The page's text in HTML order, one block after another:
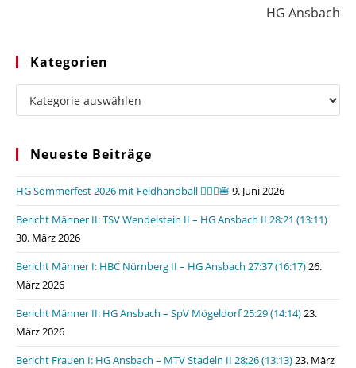
HG Ansbach
Kategorien
Kategorien
Neueste Beiträge
HG Sommerfest 2026 mit Feldhandball 🤾🏼‍♂️🍔 9. Juni 2026
Bericht Männer II: TSV Wendelstein II – HG Ansbach II 28:21 (13:11)
30. März 2026
Bericht Männer I: HBC Nürnberg II – HG Ansbach 27:37 (16:17)26.
März 2026
Bericht Männer II: HG Ansbach – SpV Mögeldorf 25:29 (14:14)23.
März 2026
Bericht Frauen I: HG Ansbach – MTV Stadeln II 28:26 (13:13)23. März